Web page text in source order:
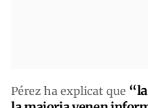
Pérez ha explicat que